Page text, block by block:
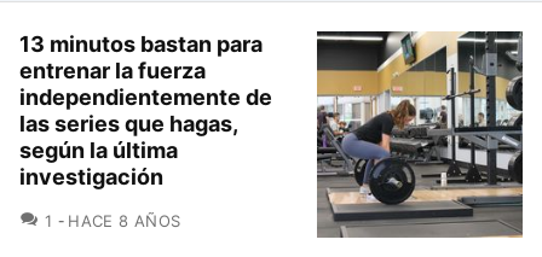
13 minutos bastan para
entrenar la fuerza
independientemente de
las series que hagas,
según la última
investigación
1 COMENTARIOS
HACE 8 AÑOS